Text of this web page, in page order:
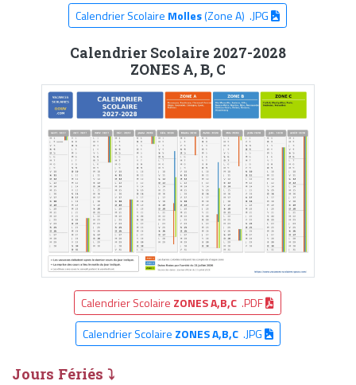
Calendrier Scolaire Molles(Zone A) .JPG
Calendrier Scolaire 2027-2028
ZONES A, B, C
Calendrier Scolaire ZONES A,B,C .PDF
Calendrier Scolaire ZONES A,B,C.JPG
Jours Fériés ⤵